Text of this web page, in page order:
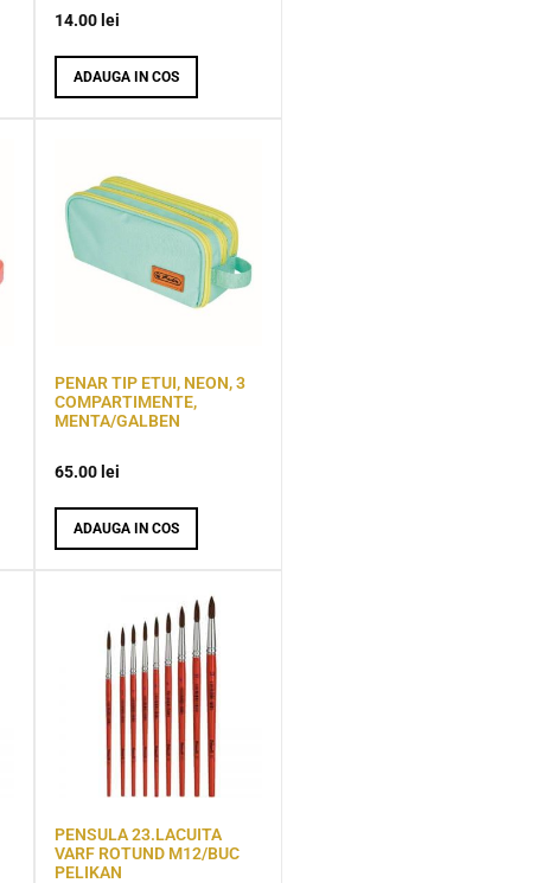
14.00 lei
ADAUGA IN COS
PENAR TIP ETUI, NEON, 3
COMPARTIMENTE,
MENTA/GALBEN
65.00 lei
ADAUGA IN COS
PENSULA 23.LACUITA
VARF ROTUND M12/BUC
PELIKAN